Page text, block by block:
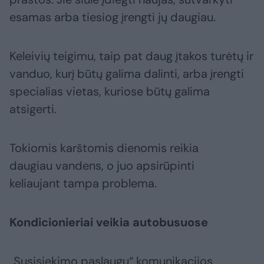
esamas arba tiesiog įrengti jų daugiau.
Keleivių teigimu, taip pat daug įtakos turėtų ir
vanduo, kurį būtų galima dalinti, arba įrengti
specialias vietas, kuriose būtų galima
atsigerti.
Tokiomis karštomis dienomis reikia
daugiau vandens, o juo apsirūpinti
keliaujant tampa problema.
Kondicionieriai veikia autobusuose